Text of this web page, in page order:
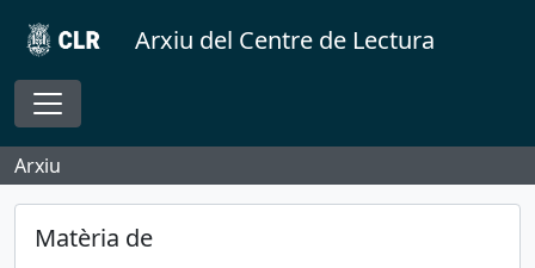
Skip to main content
Arxiu del Centre de Lectura
Toggle navigation
Arxiu
Matèria de